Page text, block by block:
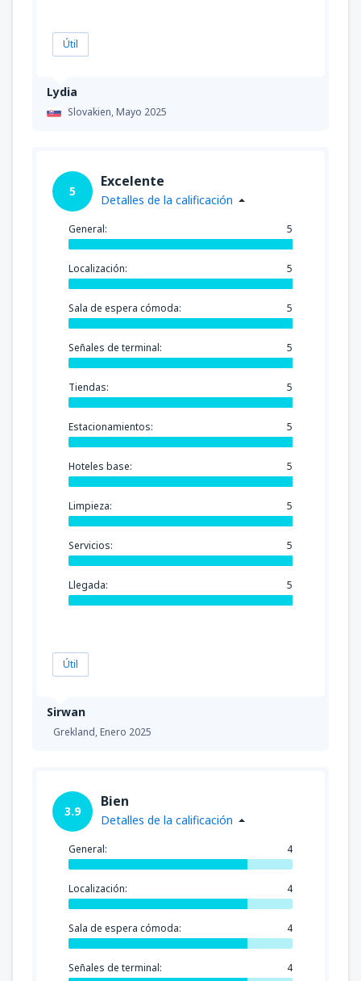
Lydia
Slovakien,Mayo 2025
Útil
Sirwan
Grekland,Enero 2025
5
Excelente
Detalles de la calificación
General: 5
Localización: 5
Sala de espera cómoda: 5
Señales de terminal: 5
Tiendas: 5
Estacionamientos: 5
Hoteles base: 5
Limpieza: 5
Servicios: 5
Llegada: 5
Útil
3.9
Bien
Detalles de la calificación
General: 4
Localización: 4
Sala de espera cómoda: 4
Señales de terminal: 4